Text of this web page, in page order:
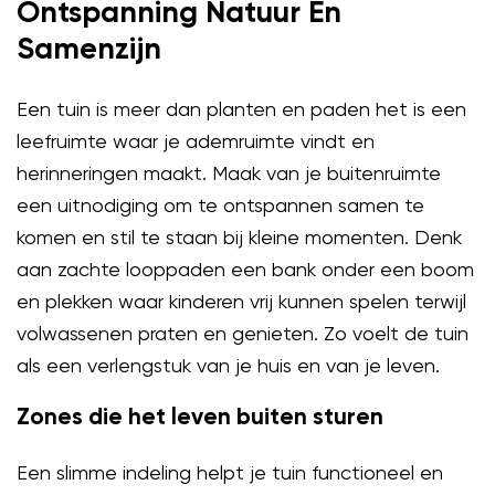
Ontspanning Natuur En
Samenzijn
Een tuin is meer dan planten en paden het is een
leefruimte waar je ademruimte vindt en
herinneringen maakt. Maak van je buitenruimte
een uitnodiging om te ontspannen samen te
komen en stil te staan bij kleine momenten. Denk
aan zachte looppaden een bank onder een boom
en plekken waar kinderen vrij kunnen spelen terwijl
volwassenen praten en genieten. Zo voelt de tuin
als een verlengstuk van je huis en van je leven.
Zones die het leven buiten sturen
Een slimme indeling helpt je tuin functioneel en